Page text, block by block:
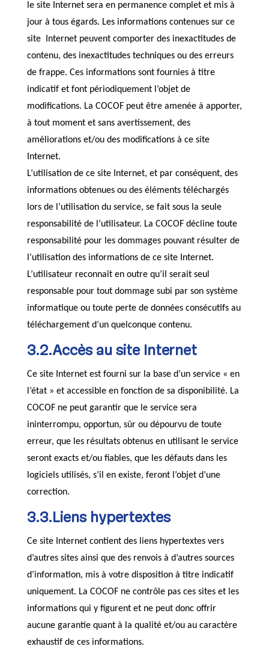
le site Internet sera en permanence complet et mis à
jour à tous égards. Les informations contenues sur ce
site Internet peuvent comporter des inexactitudes de
contenu, des inexactitudes techniques ou des erreurs
de frappe. Ces informations sont fournies à titre
indicatif et font périodiquement l’objet de
modifications. La COCOF peut être amenée à apporter,
à tout moment et sans avertissement, des
améliorations et/ou des modifications à ce site
Internet.
L’utilisation de ce site Internet, et par conséquent, des
informations obtenues ou des éléments téléchargés
lors de l’utilisation du service, se fait sous la seule
responsabilité de l’utilisateur. La COCOF décline toute
responsabilité pour les dommages pouvant résulter de
l’utilisation des informations de ce site Internet.
L’utilisateur reconnaît en outre qu’il serait seul
responsable pour tout dommage subi par son système
informatique ou toute perte de données consécutifs au
téléchargement d’un quelconque contenu.
3.2.Accès au site Internet
Ce site Internet est fourni sur la base d’un service « en
l’état » et accessible en fonction de sa disponibilité. La
COCOF ne peut garantir que le service sera
ininterrompu, opportun, sûr ou dépourvu de toute
erreur, que les résultats obtenus en utilisant le service
seront exacts et/ou fiables, que les défauts dans les
logiciels utilisés, s’il en existe, feront l’objet d’une
correction.
3.3.Liens hypertextes
Ce site Internet contient des liens hypertextes vers
d’autres sites ainsi que des renvois à d’autres sources
d’information, mis à votre disposition à titre indicatif
uniquement. La COCOF ne contrôle pas ces sites et les
informations qui y figurent et ne peut donc offrir
aucune garantie quant à la qualité et/ou au caractère
exhaustif de ces informations.